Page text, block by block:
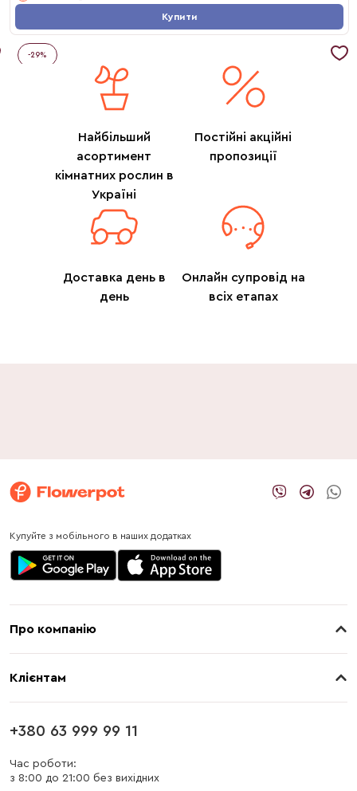
Купити
-29%
Найбільший
асортимент
кімнатних рослин в
Україні
Постійні акційні
пропозиції
Доставка день в
день
Онлайн супровід на
всіх етапах
Купуйте з мобільного в наших додатках
Про компанію
Клієнтам
Оплата
Блог
+380 63 999 99 11
Час роботи:
з 8:00 до 21:00 без вихідних